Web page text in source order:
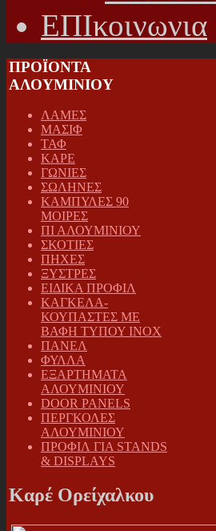
ΕΠΙκοινωνια
ΠΡΟΪΟΝΤΑ
ΑΛΟΥΜΙΝΙΟΥ
ΛΑΜΕΣ
ΜΑΣΙΦ
ΤΑΦ
ΚΑΡΕ
ΓΩΝΙΕΣ
ΣΩΛΗΝΕΣ
ΚΑΜΠΥΛΕΣ 90
ΜΟΙΡΕΣ
ΠΙ ΑΛΟΥΜΙΝΙΟΥ
ΣΚΟΤΙΕΣ
ΠΗΧΕΣ
ΞΥΣΤΡΕΣ
ΕΙΔΙΚΑ ΠΡΟΦΙΛ
ΚΑΓΚΕΛΑ-
ΚΟΥΠΑΣΤΕΣ ΜΕ
ΒΑΦΗ ΤΥΠΟΥ INOX
ΠΑΝΕΛ
ΦΥΛΛΑ
ΕΞΑΡΤΗΜΑΤΑ
ΑΛΟΥΜΙΝΙΟΥ
DOOR PANELS
ΠΕΡΓΚΟΛΕΣ
ΑΛΟΥΜΙΝΙΟΥ
ΠΡΟΦΙΛ ΓΙΑ STANDS
& DISPLAYS
Καρέ Ορείχαλκου